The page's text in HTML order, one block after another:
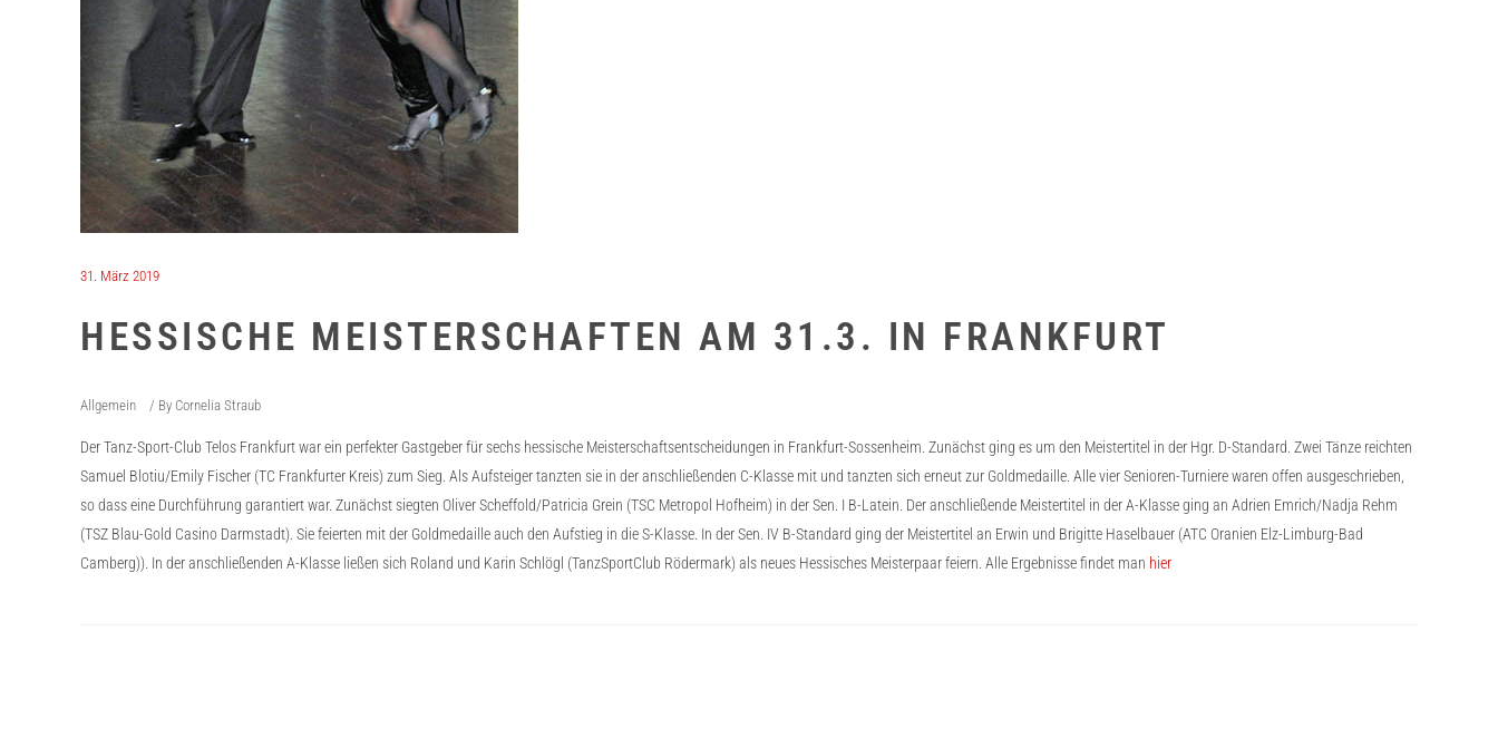
31. März 2019
HESSISCHE MEISTERSCHAFTEN AM 31.3. IN FRANKFURT
Allgemein By Cornelia Straub
Der Tanz-Sport-Club Telos Frankfurt war ein perfekter Gastgeber für sechs hessische Meisterschaftsentscheidungen in Frankfurt-Sossenheim. Zunächst ging es um den Meistertitel in der Hgr. D-Standard. Zwei Tänze reichten
Samuel Blotiu/Emily Fischer (TC Frankfurter Kreis) zum Sieg. Als Aufsteiger tanzten sie in der anschließenden C-Klasse mit und tanzten sich erneut zur Goldmedaille. Alle vier Senioren-Turniere waren offen ausgeschrieben,
so dass eine Durchführung garantiert war. Zunächst siegten Oliver Scheffold/Patricia Grein (TSC Metropol Hofheim) in der Sen. I B-Latein. Der anschließende Meistertitel in der A-Klasse ging an Adrien Emrich/Nadja Rehm
(TSZ Blau-Gold Casino Darmstadt). Sie feierten mit der Goldmedaille auch den Aufstieg in die S-Klasse. In der Sen. IV B-Standard ging der Meistertitel an Erwin und Brigitte Haselbauer (ATC Oranien Elz-Limburg-Bad
Camberg)). In der anschließenden A-Klasse ließen sich Roland und Karin Schlögl (TanzSportClub Rödermark) als neues Hessisches Meisterpaar feiern. Alle Ergebnisse findet man hier